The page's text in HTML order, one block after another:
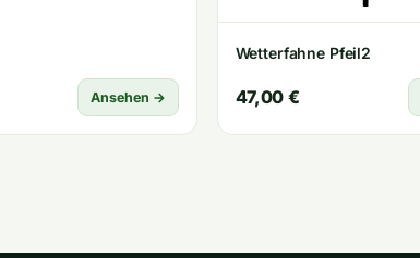
Ansehen →
Wetterfahne Pfeil2
47,00 €